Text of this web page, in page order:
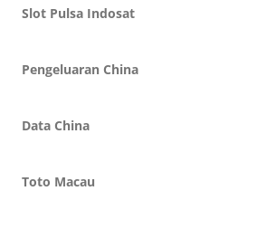
Slot Pulsa Indosat
Pengeluaran China
Data China
Toto Macau